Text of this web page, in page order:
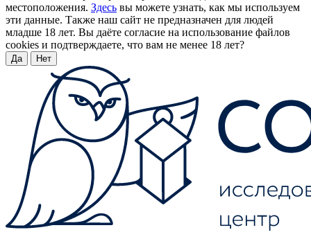
местоположения. Здесь вы можете узнать, как мы используем
эти данные. Также наш сайт не предназначен для людей
младше 18 лет. Вы даёте согласие на использование файлов
cookies и подтверждаете, что вам не менее 18 лет?
Да Нет